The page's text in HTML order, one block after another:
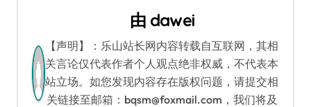
由 dawei
【声明】：乐山站长网内容转载自互联网，其相
关言论仅代表作者个人观点绝非权威，不代表本
站立场。如您发现内容存在版权问题，请提交相
关链接至邮箱：bqsm@foxmail.com，我们将及